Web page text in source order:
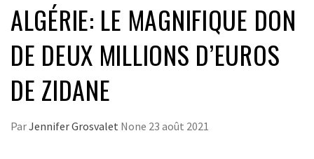
ALGÉRIE: LE MAGNIFIQUE DON
DE DEUX MILLIONS D’EUROS
DE ZIDANE
ParJennifer Grosvalet None 23 août 2021